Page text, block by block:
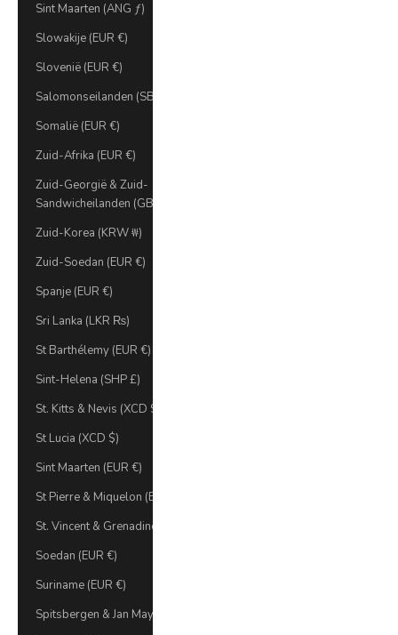
Sint Maarten (ANG ƒ)
Slowakije (EUR €)
Slovenië (EUR €)
Salomonseilanden (SBD $)
Somalië (EUR €)
Zuid-Afrika (EUR €)
Zuid-Georgië & Zuid-
Sandwicheilanden (GBP £)
Zuid-Korea (KRW ₩)
Zuid-Soedan (EUR €)
Spanje (EUR €)
Sri Lanka (LKR ₨)
St Barthélemy (EUR €)
Sint-Helena (SHP £)
St. Kitts & Nevis (XCD $)
St Lucia (XCD $)
Sint Maarten (EUR €)
St Pierre & Miquelon (EUR €)
St. Vincent & Grenadines (XCD $)
Soedan (EUR €)
Suriname (EUR €)
Spitsbergen & Jan Mayen (EUR €)